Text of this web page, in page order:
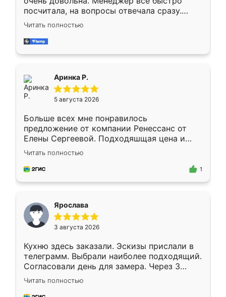
посчитала, на вопросы отвечала сразу.
Замерщик приехал в субботу, подошёл к
делу со всей ответственностью. Собрали
за день, ребята работали аккуратно, даже
Читать полностью
Аринка Р.
5 августа 2026
Больше всех мне понравилось
предложение от компании Ренессанс от
Елены Сергеевой. Подходяшщая цена и
короткие сроки изготовления. Приехавший
для замера сотрудник Владислав
предложил по моему эскизу самый
Читать полностью
1
Ярослава
3 августа 2026
Кухню здесь заказали. Эскизы прислали в
телеграмм. Выбрали наиболее подходящий.
Согласовали день для замера. Через 3
недели кухня была уже готова. Остались
довольны работой. Спасибо Ренессанс
Читать полностью